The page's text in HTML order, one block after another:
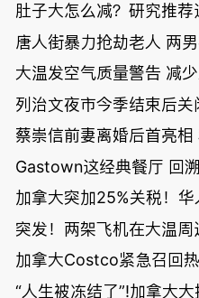
肚子大怎么减？研究推荐
唐人街暴力抢劫老人 两
大温发空气质量警告 减
列治文夜市今季结束后
蔡崇信前妻离婚后首亮
Gastown这经典餐厅 回
加拿大突加25%关税！
突发！两架飞机在大温周
加拿大Costco紧急召回热
“人生被冻结了”!加拿大大